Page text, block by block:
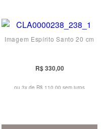
Imagem Espírito Santo 20 cm
R$ 330,00
ou 3x de R$ 110,00 sem juros